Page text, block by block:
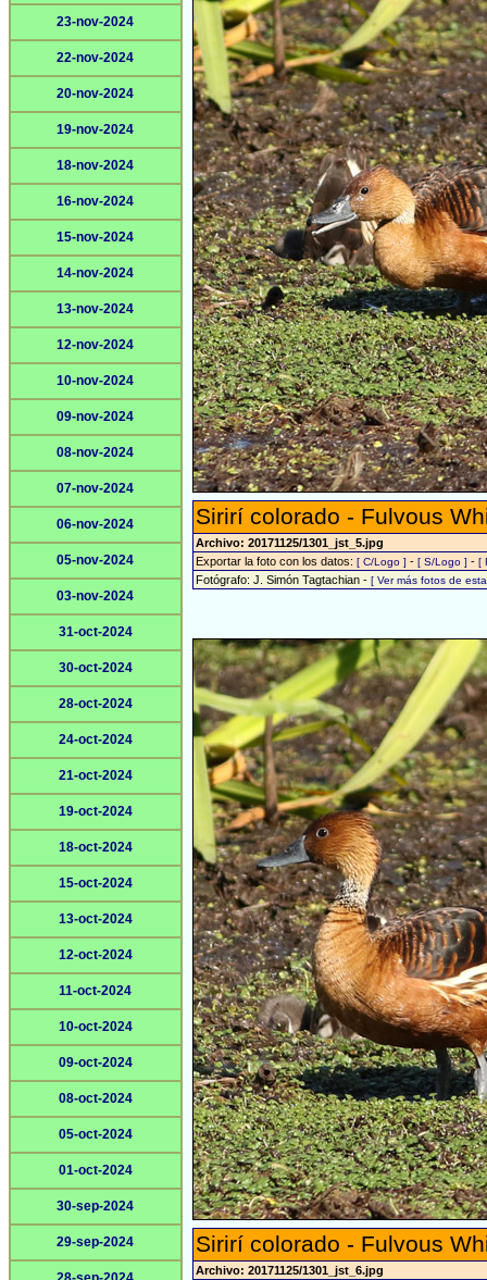
23-nov-2024
22-nov-2024
20-nov-2024
19-nov-2024
18-nov-2024
16-nov-2024
15-nov-2024
14-nov-2024
13-nov-2024
12-nov-2024
10-nov-2024
09-nov-2024
08-nov-2024
07-nov-2024
06-nov-2024
05-nov-2024
03-nov-2024
31-oct-2024
30-oct-2024
28-oct-2024
24-oct-2024
21-oct-2024
19-oct-2024
18-oct-2024
15-oct-2024
13-oct-2024
12-oct-2024
11-oct-2024
10-oct-2024
09-oct-2024
08-oct-2024
05-oct-2024
01-oct-2024
30-sep-2024
29-sep-2024
Sirirí colorado - Fulvous
Archivo: 20171125/1301_jst_5.jpg
Exportar la foto con los datos: [ C/Logo ] - [ S/Logo ] - [
Fotógrafo: J. Simón Tagtachian - [ Ver más fotos de
Sirirí colorado - Fulvous
Archivo: 20171125/1301_jst_6.jpg